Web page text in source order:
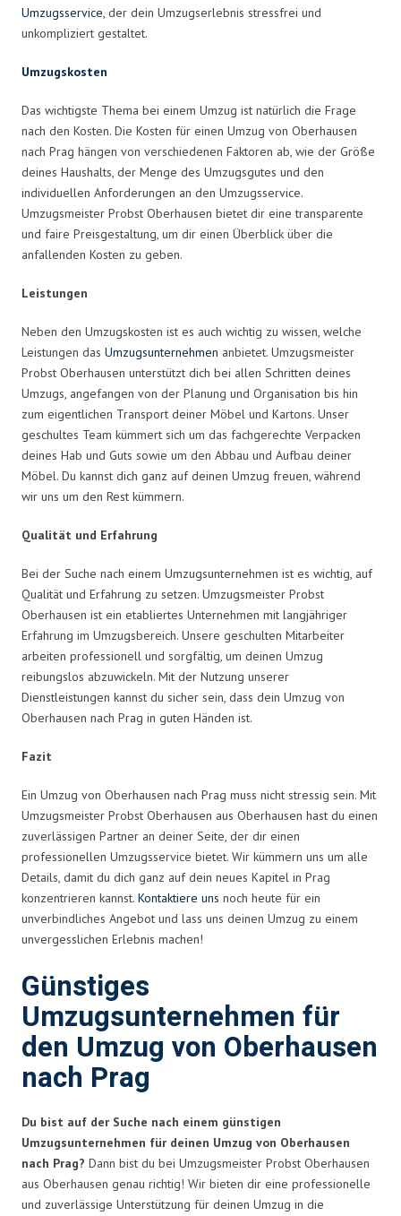
Umzugsservice, der dein Umzugserlebnis stressfrei und
unkompliziert gestaltet.
Umzugskosten
Das wichtigste Thema bei einem Umzug ist natürlich die Frage
nach den Kosten. Die Kosten für einen Umzug von Oberhausen
nach Prag hängen von verschiedenen Faktoren ab, wie der Größe
deines Haushalts, der Menge des Umzugsgutes und den
individuellen Anforderungen an den Umzugsservice.
Umzugsmeister Probst Oberhausen bietet dir eine transparente
und faire Preisgestaltung, um dir einen Überblick über die
anfallenden Kosten zu geben.
Leistungen
Neben den Umzugskosten ist es auch wichtig zu wissen, welche
Leistungen das Umzugsunternehmen anbietet. Umzugsmeister
Probst Oberhausen unterstützt dich bei allen Schritten deines
Umzugs, angefangen von der Planung und Organisation bis hin
zum eigentlichen Transport deiner Möbel und Kartons. Unser
geschultes Team kümmert sich um das fachgerechte Verpacken
deines Hab und Guts sowie um den Abbau und Aufbau deiner
Möbel. Du kannst dich ganz auf deinen Umzug freuen, während
wir uns um den Rest kümmern.
Qualität und Erfahrung
Bei der Suche nach einem Umzugsunternehmen ist es wichtig, auf
Qualität und Erfahrung zu setzen. Umzugsmeister Probst
Oberhausen ist ein etabliertes Unternehmen mit langjähriger
Erfahrung im Umzugsbereich. Unsere geschulten Mitarbeiter
arbeiten professionell und sorgfältig, um deinen Umzug
reibungslos abzuwickeln. Mit der Nutzung unserer
Dienstleistungen kannst du sicher sein, dass dein Umzug von
Oberhausen nach Prag in guten Händen ist.
Fazit
Ein Umzug von Oberhausen nach Prag muss nicht stressig sein. Mit
Umzugsmeister Probst Oberhausen aus Oberhausen hast du einen
zuverlässigen Partner an deiner Seite, der dir einen
professionellen Umzugsservice bietet. Wir kümmern uns um alle
Details, damit du dich ganz auf dein neues Kapitel in Prag
konzentrieren kannst. Kontaktiere uns noch heute für ein
unverbindliches Angebot und lass uns deinen Umzug zu einem
unvergesslichen Erlebnis machen!
Günstiges
Umzugsunternehmen für
den Umzug von Oberhausen
nach Prag
Du bist auf der Suche nach einem günstigen
Umzugsunternehmen für deinen Umzug von Oberhausen
nach Prag? Dann bist du bei Umzugsmeister Probst Oberhausen
aus Oberhausen genau richtig! Wir bieten dir eine professionelle
und zuverlässige Unterstützung für deinen Umzug in die